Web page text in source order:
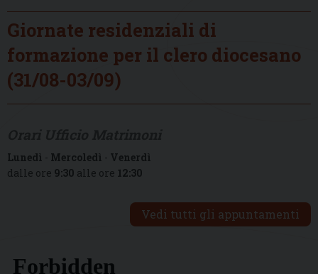
Giornate residenziali di
formazione per il clero diocesano
(31/08-03/09)
Lunedì - Mercoledì - Venerdì
dalle ore 9:30 alle ore 12:30
Vedi tutti gli appuntamenti